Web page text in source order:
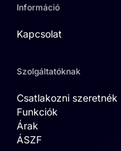
Információ
Kapcsolat
Szolgáltatóknak
Csatlakozni szeretnék
Funkciók
Árak
ÁSZF